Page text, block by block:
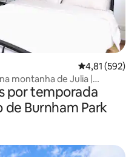
4,81 de uma
4,81 (592)
montanha de Julia |
por temporada
Burnham Park